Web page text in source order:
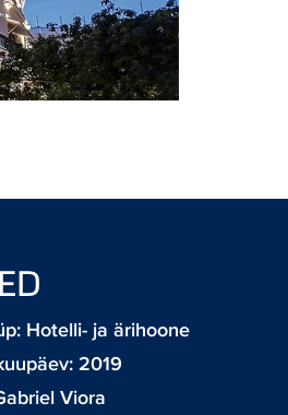
Hotelli- ja ärihoone
2019
Viora